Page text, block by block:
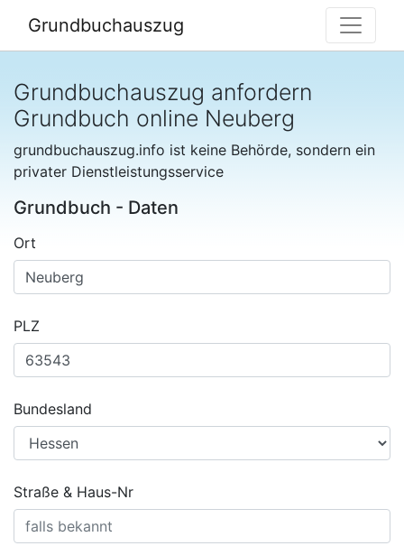
Grundbuchauszug
Grundbuchauszug anfordern
Grundbuch online Neuberg
grundbuchauszug.info ist keine Behörde, sondern ein
privater Dienstleistungsservice
Grundbuch - Daten
Ort
PLZ
Bundesland
Straße & Haus-Nr